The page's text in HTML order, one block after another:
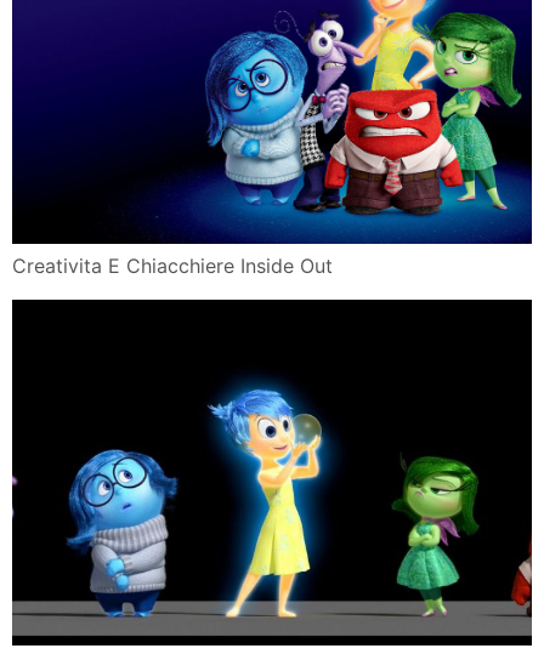
Creativita E Chiacchiere Inside Out